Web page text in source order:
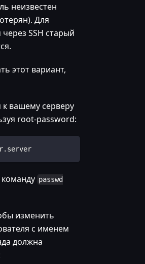
неизвестен
Для
SSH старый
этот вариант,
вашему серверу
root-password:
passwd
изменить
с именем
должна